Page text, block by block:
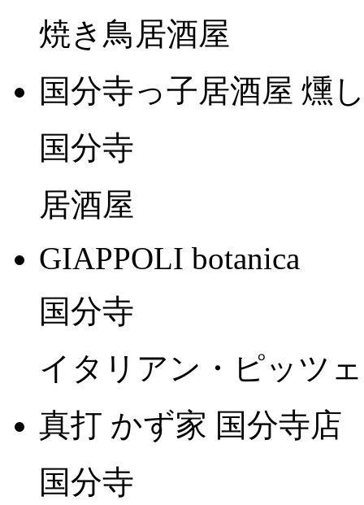
焼き鳥居酒屋
国分寺っ子居酒屋 燻
国分寺
居酒屋
GIAPPOLI botanica
国分寺
イタリアン・ピッツ
真打 かず家 国分寺店
国分寺